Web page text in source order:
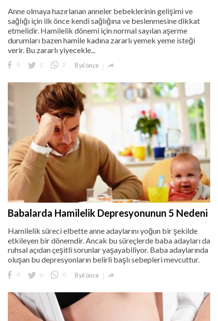
Anne olmaya hazırlanan anneler bebeklerinin gelişimi ve
sağlığı için ilk önce kendi sağlığına ve beslenmesine dikkat
etmelidir. Hamilelik dönemi için normal sayılan aşerme
durumları bazen hamile kadına zararlı yemek yeme isteği
verir. Bu zararlı yiyecekle...
0 0 2 8 yıl önce 
Babalarda Hamilelik Depresyonunun 5 Nedeni
Hamilelik süreci elbette anne adaylarını yoğun bir şekilde
etkileyen bir dönemdir. Ancak bu süreçlerde baba adayları da
ruhsal açıdan çeşitli sorunlar yaşayabiliyor. Baba adaylarında
oluşan bu depresyonların belirli başlı sebepleri mevcuttur.
0 0 0 8 yıl önce 